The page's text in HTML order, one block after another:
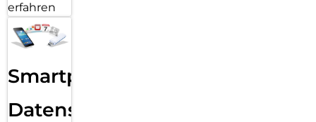
erfahren
Smartphone
Datensicherung